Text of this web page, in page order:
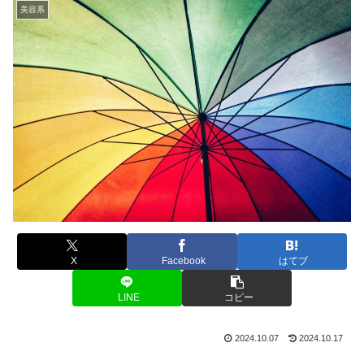
美容系
X Facebook はてブ
LINE コピー
2024.10.07 2024.10.17